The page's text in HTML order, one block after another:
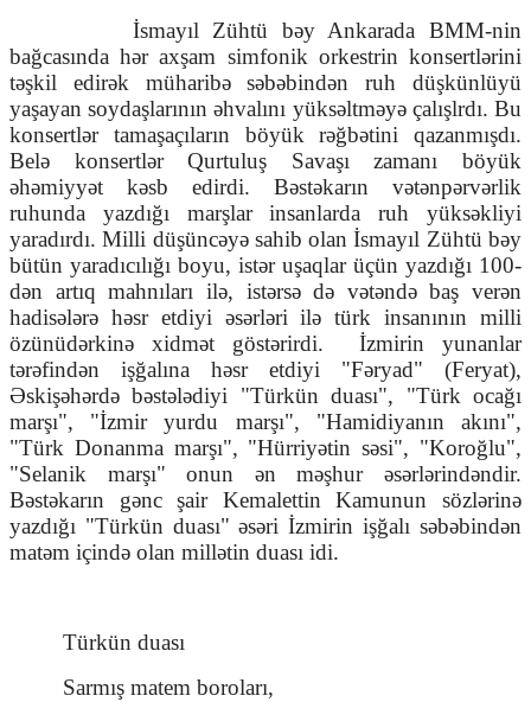
İsmayıl Zühtü bəy Ankarada BMM-nin
bağcasında hər axşam simfonik orkestrin konsertlərini
təşkil edirək müharibə səbəbindən ruh düşkünlüyü
yaşayan soydaşlarının əhvalını yüksəltməyə çalışlrdı. Bu
konsertlər tamaşaçıların böyük rəğbətini qazanmışdı.
Belə konsertlər Qurtuluş Savaşı zamanı böyük
əhəmiyyət kəsb edirdi. Bəstəkarın vətənpərvərlik
ruhunda yazdığı marşlar insanlarda ruh yüksəkliyi
yaradırdı. Milli düşüncəyə sahib olan İsmayıl Zühtü bəy
bütün yaradıcılığı boyu, istər uşaqlar üçün yazdığı 100-
dən artıq mahnıları ilə, istərsə də vətəndə baş verən
hadisələrə həsr etdiyi əsərləri ilə türk insanının milli
özünüdərkinə xidmət göstərirdi.
İzmirin yunanlar
tərəfindən işğalına həsr etdiyi "Fəryad" (Feryat),
Əskişəhərdə bəstələdiyi "Türkün duası", "Türk ocağı
marşı", "İzmir yurdu marşı", "Hamidiyanın akını",
"Türk Donanma marşı", "Hürriyətin səsi", "Koroğlu",
"Selanik marşı" onun ən məşhur əsərlərindəndir.
Bəstəkarın gənc şair Kemalettin Kamunun sözlərinə
yazdığı "Türkün duası" əsəri İzmirin işğalı səbəbindən
matəm içində olan millətin duası idi.
Türkün duası
Sarmış matem boroları,